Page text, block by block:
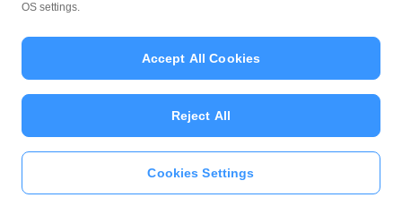
PayPayアプリをダウンロ
ード＞＞
© PayPay Corporation
OS settings.
Cookies Settings
Reject All
Accept All Cookies